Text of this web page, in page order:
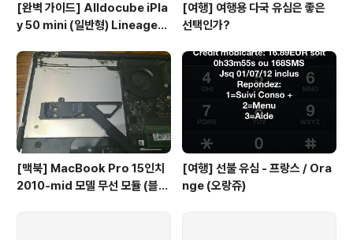
[완벽 가이드] Alldocube iPla
y 50 mini (일반형) LineageO
정리
[여행] 여행용 다국 유심은 좋은
선택인가?
[맥북] MacBook Pro 15인치
2010-mid 모델 무선 모듈 (블루
[여행] 선불 유심 - 프랑스 / Ora
nge (오랑쥬)